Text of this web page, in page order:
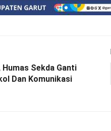
Humas Sekda Ganti
Dan Komunikasi